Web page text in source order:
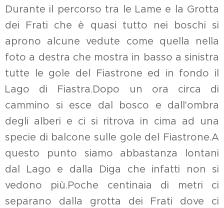
Durante il percorso tra le Lame e la Grotta
dei Frati che è quasi tutto nei boschi si
aprono alcune vedute come quella nella
foto a destra che mostra in basso a sinistra
tutte le gole del Fiastrone ed in fondo il
Lago di Fiastra.Dopo un ora circa di
cammino si esce dal bosco e dall'ombra
degli alberi e ci si ritrova in cima ad una
specie di balcone sulle gole del Fiastrone.A
questo punto siamo abbastanza lontani
dal Lago e dalla Diga che infatti non si
vedono più.Poche centinaia di metri ci
separano dalla grotta dei Frati dove ci